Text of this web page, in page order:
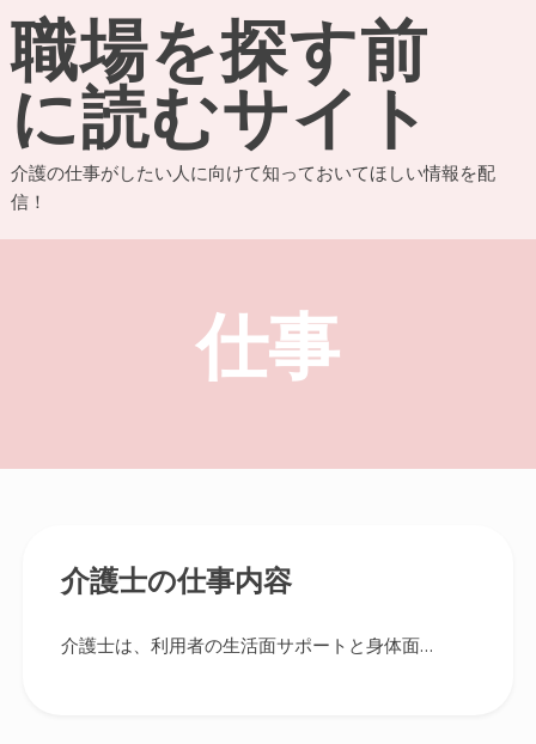
content
職場を探す前
に読むサイト
介護の仕事がしたい人に向けて知っておいてほしい情報を配
信！
仕事
介護士の仕事内容
介護士は、利用者の生活面サポートと身体面…